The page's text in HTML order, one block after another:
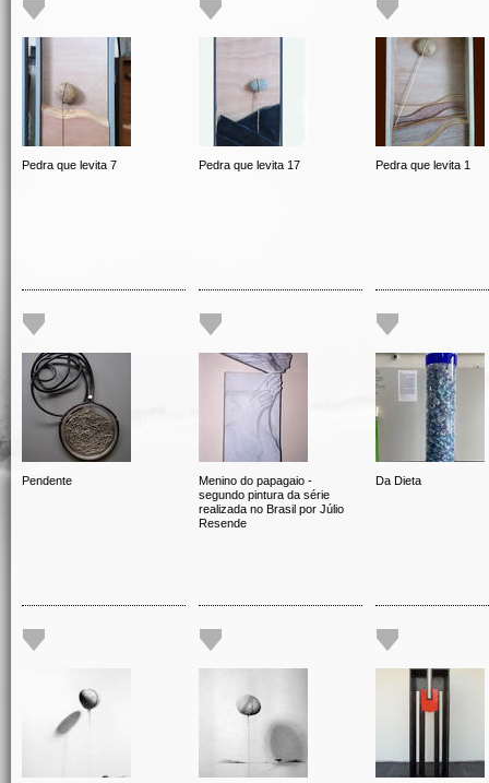
Pedra que levita 7 Pedra que levita 17 Pedra que levita 1
Pendente
Menino do papagaio -
segundo pintura da série
realizada no Brasil por Júlio
Resende
Da Dieta